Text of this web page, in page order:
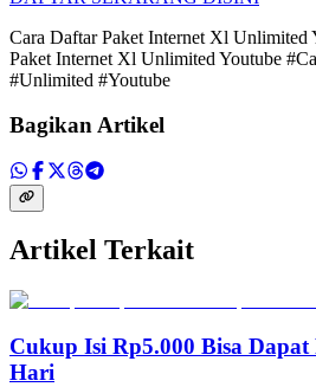
Cara Daftar Paket Internet Xl Unlimited
Paket Internet Xl Unlimited Youtube
#Unlimited #Youtube
Bagikan Artikel
Artikel Terkait
Cukup Isi Rp5.000 Bisa
Hari